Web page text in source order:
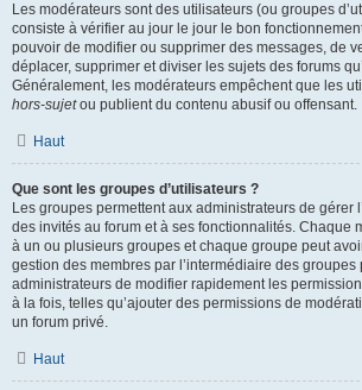
Les modérateurs sont des utilisateurs (ou groupes
consiste à vérifier au jour le jour le bon
pouvoir de modifier ou supprimer des messages, de
déplacer, supprimer et diviser les sujets des forums
Généralement, les modérateurs empêchent que les
hors-sujetou publient du contenu abusif ou offensant.
Haut
Que sont les groupes d’utilisateurs ?
Les groupes permettent aux administrateurs de gérer
des invités au forum et à ses fonctionnalités. Chaque
à un ou plusieurs groupes et chaque groupe peut
gestion des membres par l’intermédiaire des groupes
administrateurs de modifier rapidement les
à la fois, telles qu’ajouter des permissions de
un forum privé.
Haut